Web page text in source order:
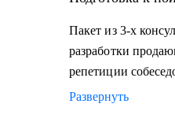
декрета, возраст
Кому могу помочь:
Топ-менеджерам,
• закупки,
Пакет из 3-х
разработки
репетиции
Развернуть